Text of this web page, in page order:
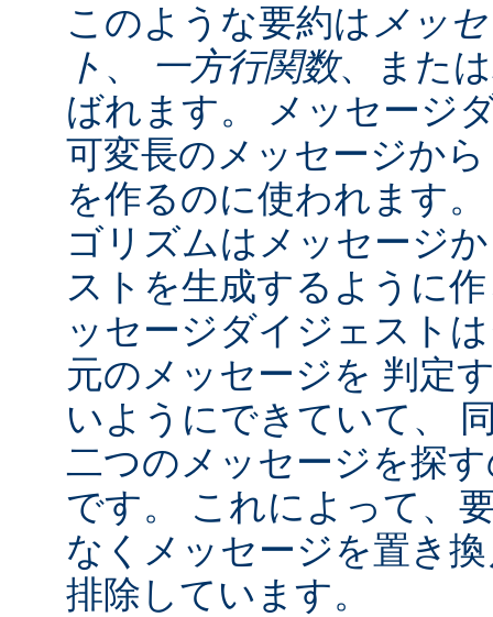
このような要約は メッ
ト 、 一方行関数、または
ばれます。 メッセージ
可変長のメッセージか
を作るのに使われます
ゴリズムはメッセージ
ストを生成するように
ッセージダイジェスト
元のメッセージを 判定
いようにできていて、
二つのメッセージを探
です。 これによって、
なくメッセージを置き
排除しています。